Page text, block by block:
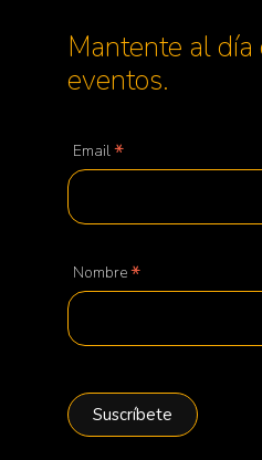
Mantente al día
eventos.
Email*
Nombre*